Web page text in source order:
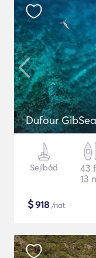
Dufour
Sejlbåd
43
13
$918 /nat